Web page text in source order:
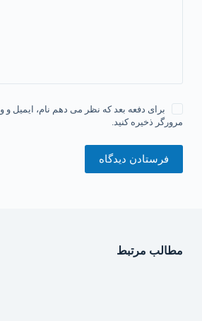
برای دفعه بعد که نظر می دهم نام، ایمیل
مرورگر ذخیره کنید.
فرستادن دیدگاه
مطالب مرتبط